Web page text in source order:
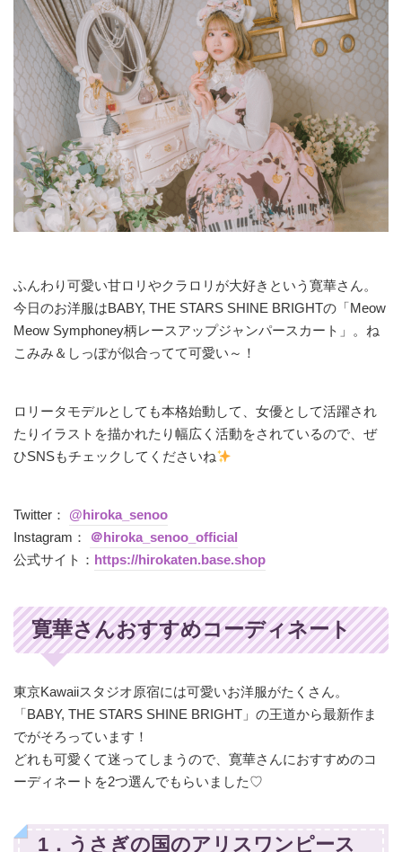
ふんわり可愛い甘ロリやクラロリが大好きという寛華さん。
今日のお洋服はBABY, THE STARS SHINE BRIGHTの「Meow
Meow Symphoney柄レースアップジャンパースカート」。ね
こみみ＆しっぽが似合ってて可愛い～！
ロリータモデルとしても本格始動して、女優として活躍され
たりイラストを描かれたり幅広く活動をされているので、ぜ
ひSNSもチェックしてくださいね
Twitter： @hiroka_senoo
Instagram：
＠hiroka_senoo_official
公式サイト： https://hirokaten.base.shop
寛華さんおすすめコーディネート
東京Kawaiiスタジオ原宿には可愛いお洋服がたくさん。
「BABY, THE STARS SHINE BRIGHT」の王道から最新作ま
でがそろっています！
どれも可愛くて迷ってしまうので、寛華さんにおすすめのコ
ーディネートを2つ選んでもらいました♡
1．うさぎの国のアリスワンピース